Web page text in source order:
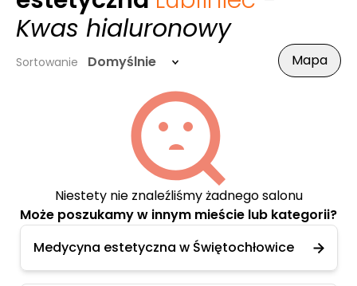
Kwas hialuronowy
Sortowanie Domyślnie Mapa
Niestety nie znaleźliśmy żadnego salonu
Może poszukamy w innym mieście lub kategorii?
Medycyna estetyczna w Świętochłowice